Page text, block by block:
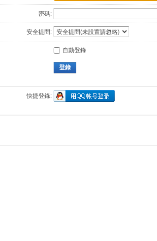
密碼:
安全提問:
自動登錄
登錄
快捷登錄: